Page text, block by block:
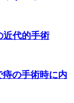
近代的手術
の手術時に内